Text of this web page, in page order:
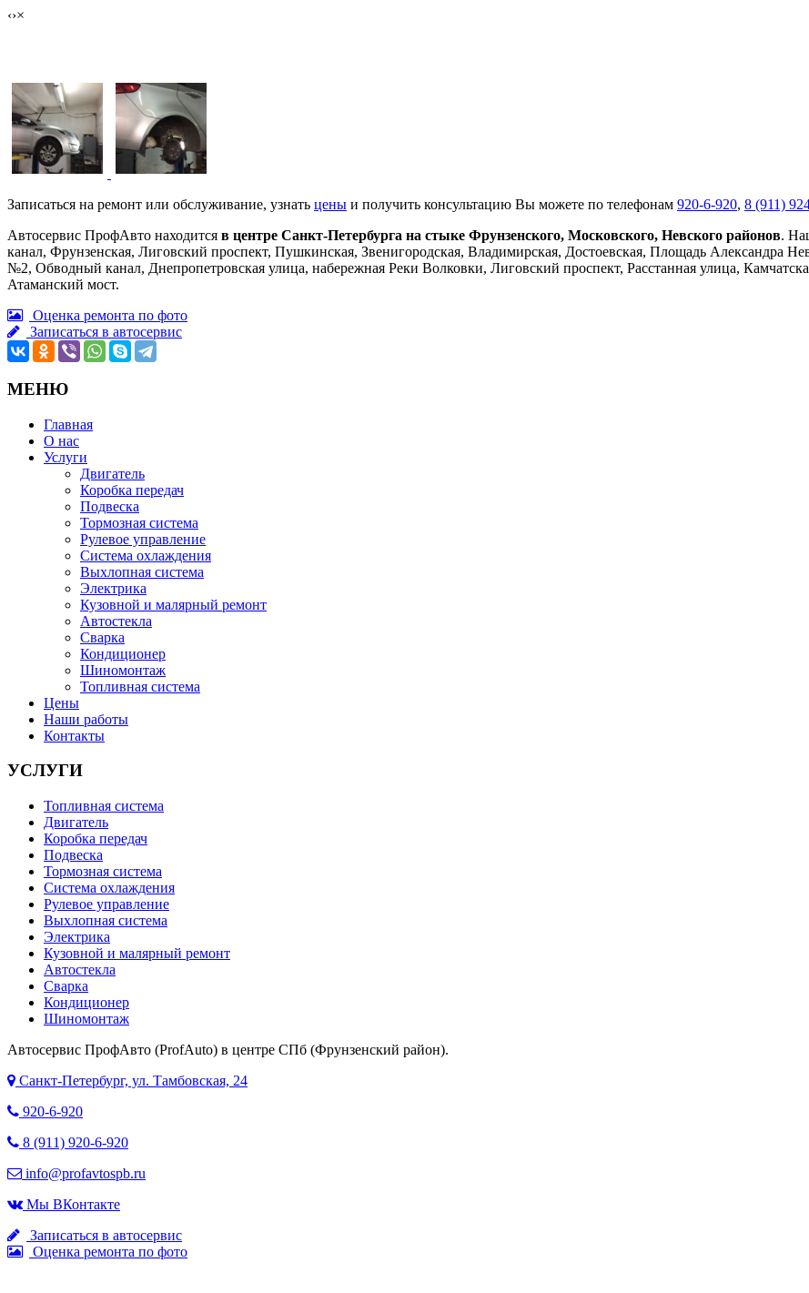
‹›×
Записаться на ремонт или обслуживание, узнать цены и получить консультацию Вы можете по телефонам 920-6-920, 8 (911)
Автосервис ПрофАвто находится в центре Санкт-Петербурга на стыке Фрунзенского, Московского, Невского районов.
канал, Фрунзенская, Лиговский проспект, Пушкинская, Звенигородская, Владимирская, Достоевская, Площадь Александра
№2, Обводный канал, Днепропетровская улица, набережная Реки Волковки, Лиговский проспект, Расстанная улица,
Атаманский мост.
Оценка ремонта по фото
Записаться в автосервис
МЕНЮ
Главная
О нас
Услуги
Двигатель
Коробка передач
Подвеска
Тормозная система
Рулевое управление
Система охлаждения
Выхлопная система
Электрика
Кузовной и малярный ремонт
Автостекла
Сварка
Кондиционер
Шиномонтаж
Топливная система
Цены
Наши работы
Контакты
УСЛУГИ
Топливная система
Двигатель
Коробка передач
Подвеска
Тормозная система
Система охлаждения
Рулевое управление
Выхлопная система
Электрика
Кузовной и малярный ремонт
Автостекла
Сварка
Кондиционер
Шиномонтаж
Автосервис ПрофАвто (ProfAuto) в центре СПб (Фрунзенский район).
Санкт-Петербург, ул. Тамбовская, 24
920-6-920
8 (911) 920-6-920
info@profavtospb.ru
Мы ВКонтакте
Записаться в автосервис
Оценка ремонта по фото